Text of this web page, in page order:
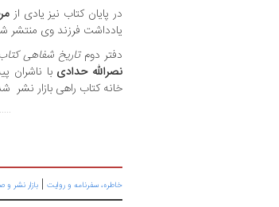
در پایان کتاب نیز یادی از
یادداشت فرزند وی
دفتر دومتاریخ شفاهی
نصرالله حدادی
خانه کتاب راهی بازار
خاطره، سفرنامه‌ و روایت | بازار نشر